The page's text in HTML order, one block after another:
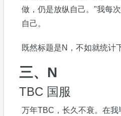
做，仍是放纵自己。"我每
自己。
既然标题是N，不如就统计
三、N
TBC 国服
万年TBC，长久不衰。在